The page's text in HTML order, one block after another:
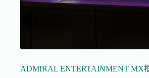
ADMIRAL ENTERTAINMENT MX